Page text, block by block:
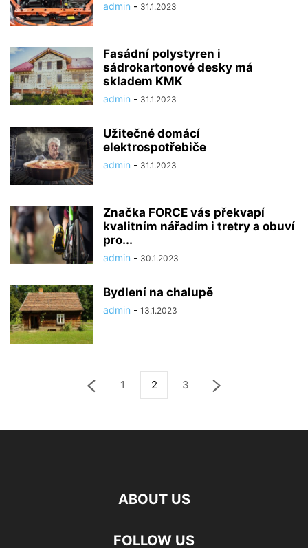
admin - 31.1.2023
Fasádní polystyren i
sádrokartonové desky má
skladem KMK
admin - 31.1.2023
Užitečné domácí
elektrospotřebiče
admin - 31.1.2023
Značka FORCE vás překvapí
kvalitním nářadím i tretry a obuví
pro...
admin - 30.1.2023
Bydlení na chalupě
admin - 13.1.2023
1 2 3
ABOUT US
FOLLOW US